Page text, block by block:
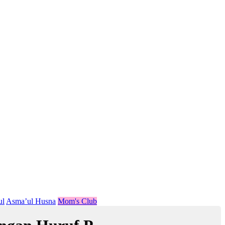
Asma’ul Husna Mom's Club